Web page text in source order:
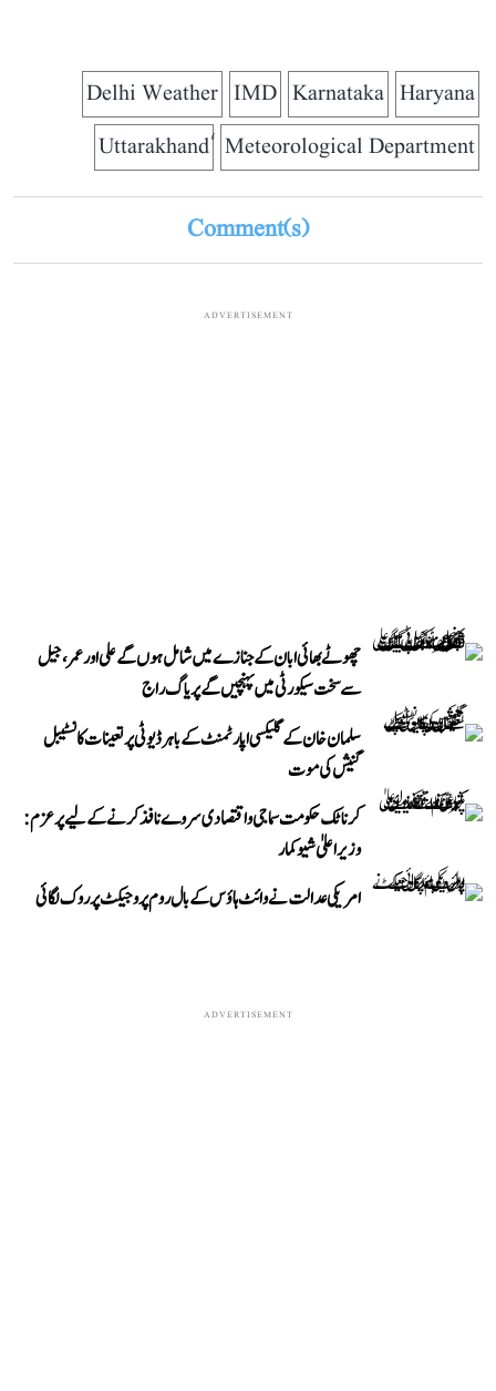
Haryana
Karnataka
IMD
Delhi Weather
Meteorological Department
Comment(s)
ADVERTISEMENT
چھوٹے بھائی ابان کے جنازے میں شامل ہوں گے علی اور عمر، جیل
سے سخت سیکورٹی میں پہنچیں گے پریاگ راج
سلمان خان کے گلیکسی اپارٹمنٹ کے باہر ڈیوٹی پر تعینات کانسٹیبل
گنیش کی موت
کرناٹک حکومت سماجی و اقتصادی سروے نافذ کرنے کے لیے پرعزم:
وزیر اعلیٰ شیوکمار
امریکی عدالت نے وائٹ ہاؤس کے بال روم پروجیکٹ پر روک لگائی
ADVERTISEMENT